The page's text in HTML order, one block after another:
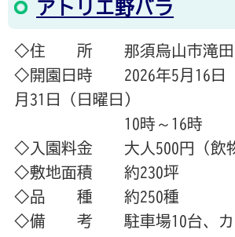
アトリエ野バラ
◇住 所 那須烏山市滝田
◇開園日時 2026年5月16日
月31日（日曜日）
10時～16時
◇入園料金 大人500円（飲物
◇敷地面積 約230坪
◇品 種 約250種
◇備 考 駐車場10台、カフ